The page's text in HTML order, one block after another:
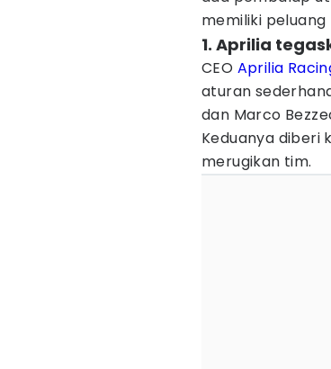
memiliki
1. Aprilia
CEO Aprilia
aturan
dan Marco
Keduanya diberi
merugikan tim.